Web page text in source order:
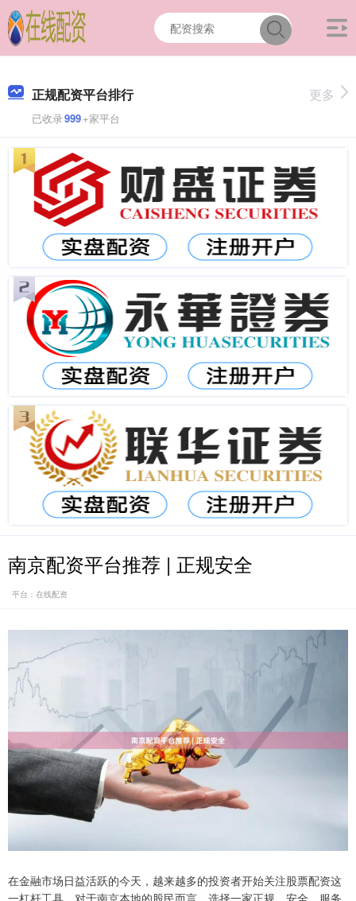
正规配资平台排行
已收录999+家平台
更多
南京配资平台推荐 | 正规安全
平台：在线配资
在金融市场日益活跃的今天，越来越多的投资者开始关注股票配资这